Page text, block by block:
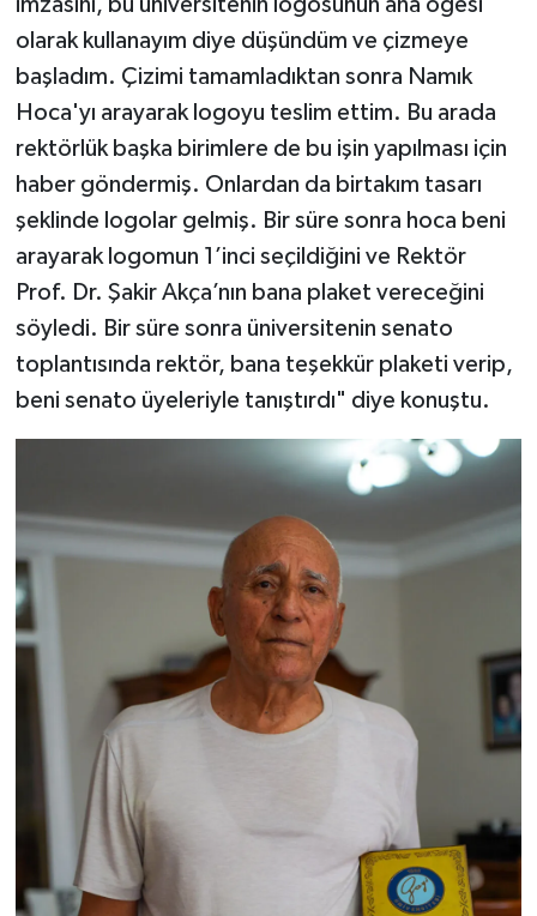
olarak kullanayım diye düşündüm ve çizmeye
başladım. Çizimi tamamladıktan sonra Namık
Hoca'yı arayarak logoyu teslim ettim. Bu arada
rektörlük başka birimlere de bu işin yapılması için
haber göndermiş. Onlardan da birtakım tasarı
şeklinde logolar gelmiş. Bir süre sonra hoca beni
arayarak logomun 1’inci seçildiğini ve Rektör
Prof. Dr. Şakir Akça’nın bana plaket vereceğini
söyledi. Bir süre sonra üniversitenin senato
toplantısında rektör, bana teşekkür plaketi verip,
beni senato üyeleriyle tanıştırdı" diye konuştu.